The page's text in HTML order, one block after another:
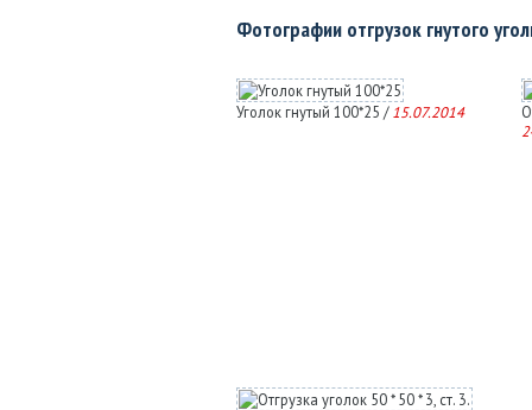
Фотографии отгрузок гнутого
Уголок гнутый 100*25 / 15.07.2014